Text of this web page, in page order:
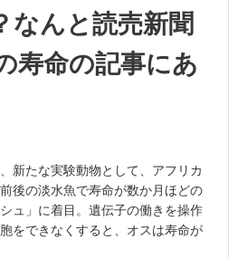
なんと読売新聞
寿命の記事にあ
新たな実験動物として、アフリカ
後の淡水魚で寿命が数か月ほどの
ュ」に着目。遺伝子の働きを操作
をできなくすると、オスは寿命が